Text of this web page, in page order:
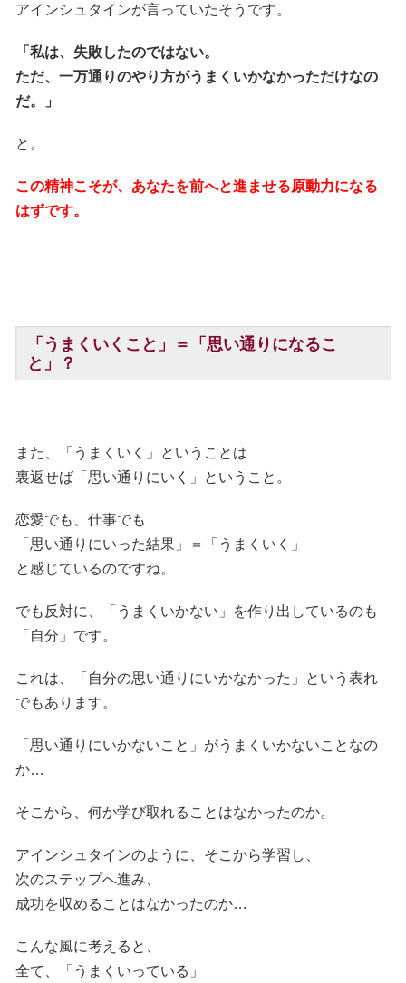
アインシュタインが言っていたそうです。
「私は、失敗したのではない。
ただ、一万通りのやり方がうまくいかなかっただけなの
だ。」
と。
この精神こそが、あなたを前へと進ませる原動力になる
はずです。
「うまくいくこと」＝「思い通りになるこ
と」？
また、「うまくいく」ということは
裏返せば「思い通りにいく」ということ。
恋愛でも、仕事でも
「思い通りにいった結果」＝「うまくいく」
と感じているのですね。
でも反対に、「うまくいかない」を作り出しているのも
「自分」です。
これは、「自分の思い通りにいかなかった」という表れ
でもあります。
「思い通りにいかないこと」がうまくいかないことなの
か…
そこから、何か学び取れることはなかったのか。
アインシュタインのように、そこから学習し、
次のステップへ進み、
成功を収めることはなかったのか…
こんな風に考えると、
全て、「うまくいっている」